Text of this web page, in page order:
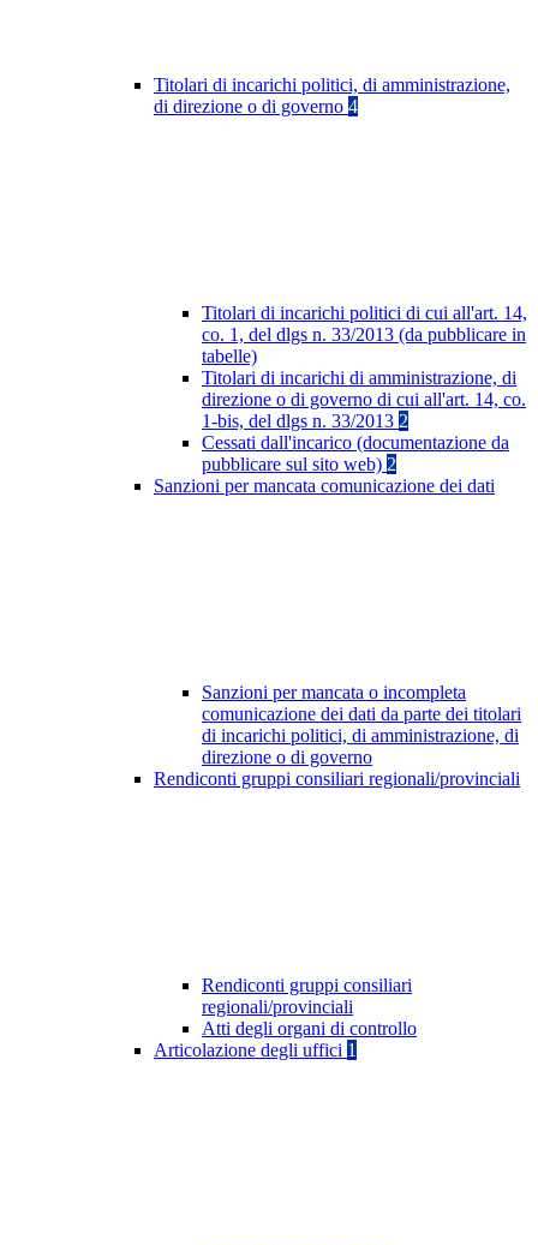
Titolari di incarichi politici, di amministrazione,
di direzione o di governo 4
Titolari di incarichi politici di cui all'art. 14,
co. 1, del dlgs n. 33/2013 (da pubblicare in
tabelle)
Titolari di incarichi di amministrazione, di
direzione o di governo di cui all'art. 14, co.
1-bis, del dlgs n. 33/2013 2
Cessati dall'incarico (documentazione da
pubblicare sul sito web) 2
Sanzioni per mancata comunicazione dei dati
Sanzioni per mancata o incompleta
comunicazione dei dati da parte dei titolari
di incarichi politici, di amministrazione, di
direzione o di governo
Rendiconti gruppi consiliari regionali/provinciali
Rendiconti gruppi consiliari
regionali/provinciali
Atti degli organi di controllo
Articolazione degli uffici 1